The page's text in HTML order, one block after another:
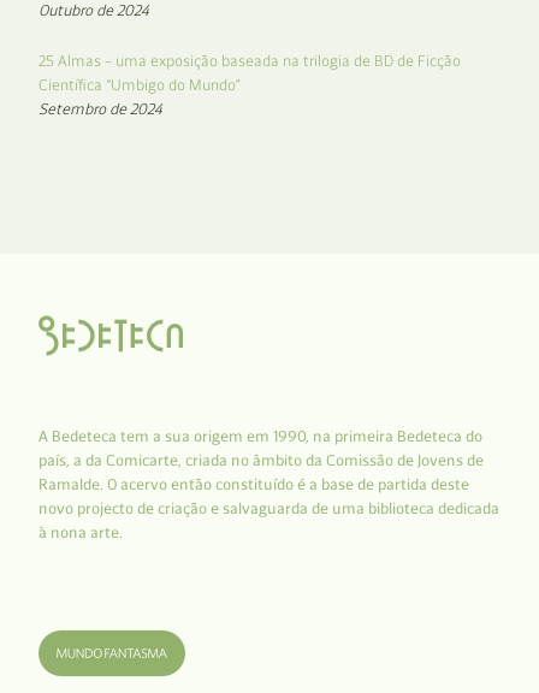
Outubro de 2024
25 Almas – uma exposição baseada na trilogia de BD de Ficção
Científica “Umbigo do Mundo”
Setembro de 2024
A Bedeteca tem a sua origem em 1990, na primeira Bedeteca do
país, a da Comicarte, criada no âmbito da Comissão de Jovens de
Ramalde. O acervo então constituído é a base de partida deste
novo projecto de criação e salvaguarda de uma biblioteca dedicada
à nona arte.